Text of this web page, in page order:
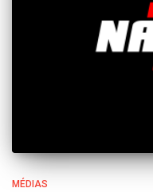
MÉDIAS